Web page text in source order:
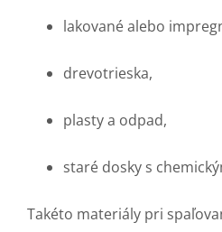
lakované alebo
drevotrieska,
plasty a odpad,
staré dosky s
Takéto materiály pri